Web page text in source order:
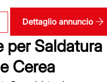
Dettaglio annuncio
per Saldatura
Cerea